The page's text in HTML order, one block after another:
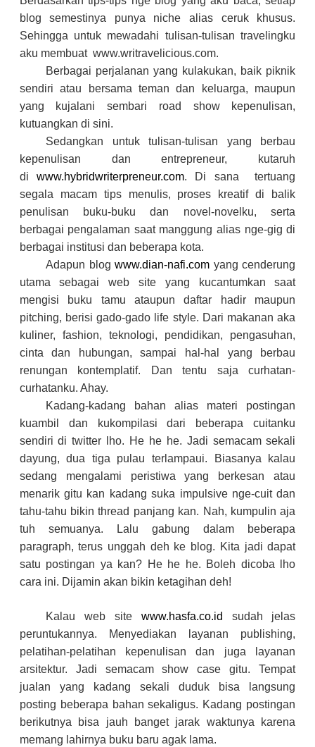
blog semestinya punya niche alias ceruk khusus.
Sehingga untuk mewadahi tulisan-tulisan travelingku
aku membuat www.writravelicious.com.
Berbagai perjalanan yang kulakukan, baik piknik
sendiri atau bersama teman dan keluarga, maupun
yang kujalani sembari road show kepenulisan,
kutuangkan di sini.
Sedangkan untuk tulisan-tulisan yang berbau
kepenulisan dan entrepreneur, kutaruh
di www.hybridwriterpreneur.com. Di sana tertuang
segala macam tips menulis, proses kreatif di balik
penulisan buku-buku dan novel-novelku, serta
berbagai pengalaman saat manggung alias nge-gig di
berbagai institusi dan beberapa kota.
Adapun blogwww.dian-nafi.com yang cenderung
utama sebagai web site yang kucantumkan saat
mengisi buku tamu ataupun daftar hadir maupun
pitching, berisi gado-gado life style. Dari makanan aka
kuliner, fashion, teknologi, pendidikan, pengasuhan,
cinta dan hubungan, sampai hal-hal yang berbau
renungan kontemplatif. Dan tentu saja curhatan-
curhatanku. Ahay.
Kadang-kadang bahan alias materi postingan
kuambil dan kukompilasi dari beberapa cuitanku
sendiri di twitter lho. He he he. Jadi semacam sekali
dayung, dua tiga pulau terlampaui. Biasanya kalau
sedang mengalami peristiwa yang berkesan atau
menarik gitu kan kadang suka impulsive nge-cuit dan
tahu-tahu bikin thread panjang kan. Nah, kumpulin aja
tuh semuanya. Lalu gabung dalam beberapa
paragraph, terus unggah deh ke blog. Kita jadi dapat
satu postingan ya kan? He he he. Boleh dicoba lho
cara ini. Dijamin akan bikin ketagihan deh!
Kalau web site www.hasfa.co.id
sudah jelas
peruntukannya. Menyediakan layanan publishing,
pelatihan-pelatihan kepenulisan dan juga layanan
arsitektur. Jadi semacam show case gitu. Tempat
jualan yang kadang sekali duduk bisa langsung
posting beberapa bahan sekaligus. Kadang postingan
berikutnya bisa jauh banget jarak waktunya karena
memang lahirnya buku baru agak lama.